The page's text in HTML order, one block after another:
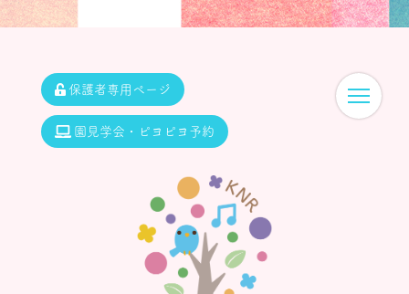
保護者専用ページ
園見学会・ピヨピヨ予約